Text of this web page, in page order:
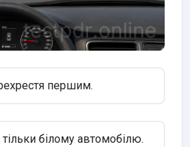
першим.
білому автомобілю.